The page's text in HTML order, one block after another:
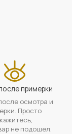
примерки
осмотра и
Просто
не подошел.